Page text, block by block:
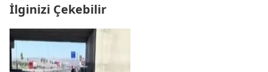
İlginizi Çekebilir